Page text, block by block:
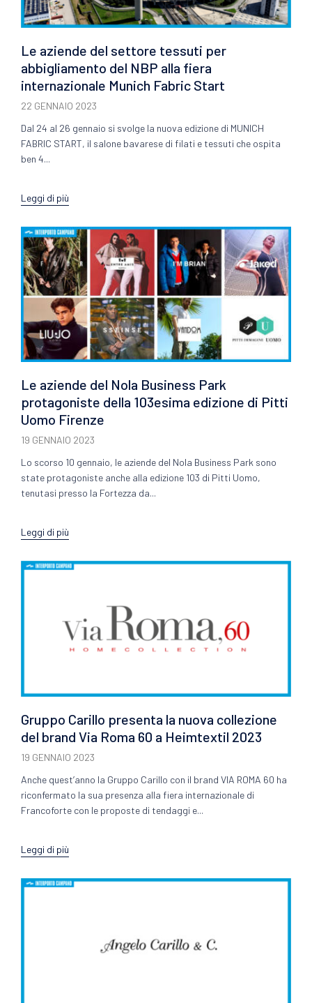
Le aziende del settore tessuti per
abbigliamento del NBP alla fiera
internazionale Munich Fabric Start
22 GENNAIO 2023
Dal 24 al 26 gennaio si svolge la nuova edizione di MUNICH
FABRIC START, il salone bavarese di filati e tessuti che ospita
ben 4...
Leggi di più
Le aziende del Nola Business Park
protagoniste della 103esima edizione di Pitti
Uomo Firenze
19 GENNAIO 2023
Lo scorso 10 gennaio, le aziende del Nola Business Park sono
state protagoniste anche alla edizione 103 di Pitti Uomo,
tenutasi presso la Fortezza da...
Leggi di più
Gruppo Carillo presenta la nuova collezione
del brand Via Roma 60 a Heimtextil 2023
19 GENNAIO 2023
Anche quest’anno la Gruppo Carillo con il brand VIA ROMA 60 ha
riconfermato la sua presenza alla fiera internazionale di
Francoforte con le proposte di tendaggi e...
Leggi di più